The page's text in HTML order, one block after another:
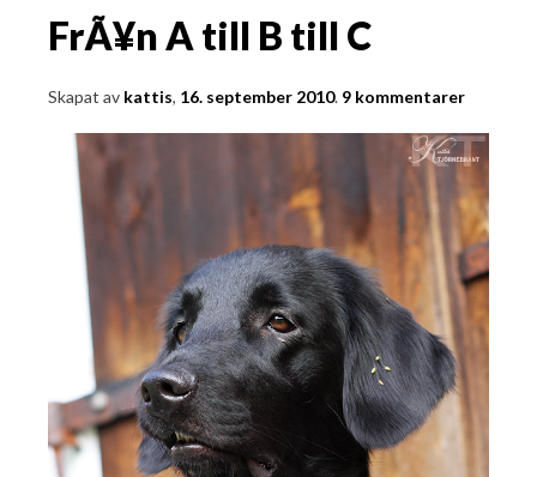
i ord & bild
FrÃ¥n A till B till C
Skapat av kattis, 16. september 2010. 9 kommentarer